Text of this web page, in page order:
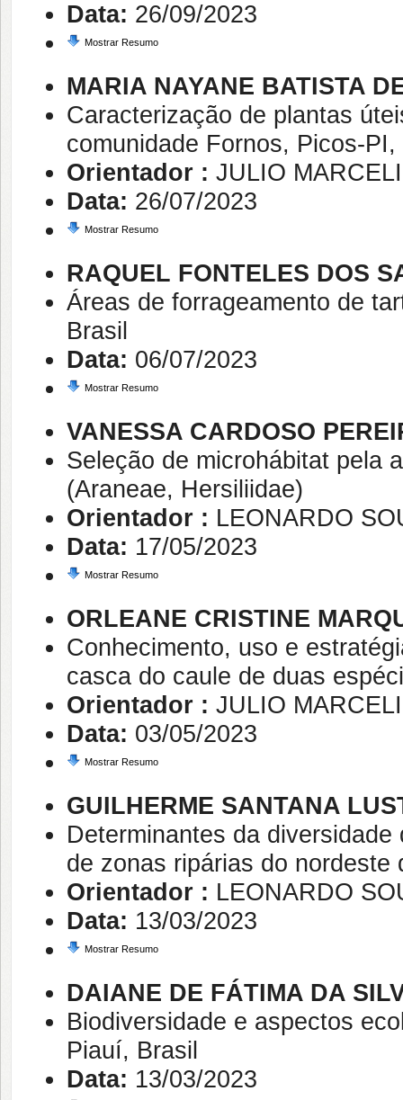
Data: 26/09/2023
Mostrar Resumo
MARIA NAYANE BATISTA
Caracterização de plantas
comunidade Fornos, Picos-PI,
Orientador : JULIO
Data: 26/07/2023
Mostrar Resumo
RAQUEL FONTELES DOS
Áreas de forrageamento de
Brasil
Data: 06/07/2023
Mostrar Resumo
VANESSA CARDOSO
Seleção de microhábitat pela
(Araneae, Hersiliidae)
Orientador : LEONARDO
Data: 17/05/2023
Mostrar Resumo
ORLEANE CRISTINE
Conhecimento, uso e
casca do caule de duas
Orientador : JULIO
Data: 03/05/2023
Mostrar Resumo
GUILHERME SANTANA
Determinantes da
de zonas ripárias do nordeste
Orientador : LEONARDO
Data: 13/03/2023
Mostrar Resumo
DAIANE DE FÁTIMA DA
Biodiversidade e aspectos
Piauí, Brasil
Data: 13/03/2023